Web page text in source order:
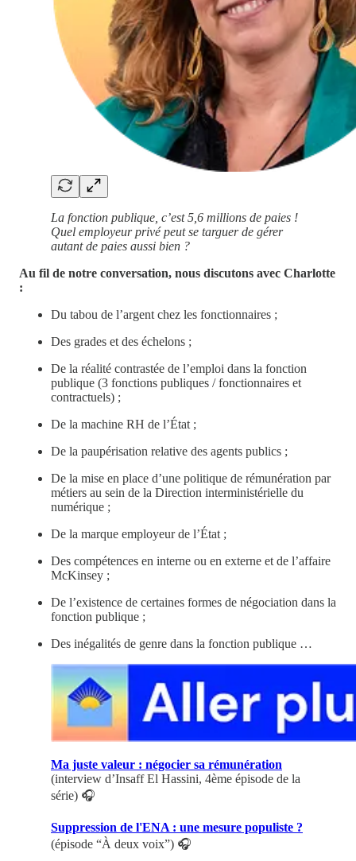
La fonction publique, c’est 5,6 millions de paies !
Quel employeur privé peut se targuer de gérer
autant de paies aussi bien ?
Au fil de notre conversation, nous discutons avec Charlotte
:
Du tabou de l’argent chez les fonctionnaires ;
Des grades et des échelons ;
De la réalité contrastée de l’emploi dans la fonction
publique (3 fonctions publiques / fonctionnaires et
contractuels) ;
De la machine RH de l’État ;
De la paupérisation relative des agents publics ;
De la mise en place d’une politique de rémunération par
métiers au sein de la Direction interministérielle du
numérique ;
De la marque employeur de l’État ;
Des compétences en interne ou en externe et de l’affaire
McKinsey ;
De l’existence de certaines formes de négociation dans la
fonction publique ;
Des inégalités de genre dans la fonction publique …
Ma juste valeur : négocier sa rémunération
(interview d’Insaff El Hassini, 4ème épisode de la
série) 🎧
Suppression de l'ENA : une mesure populiste ?
(épisode “À deux voix”) 🎧